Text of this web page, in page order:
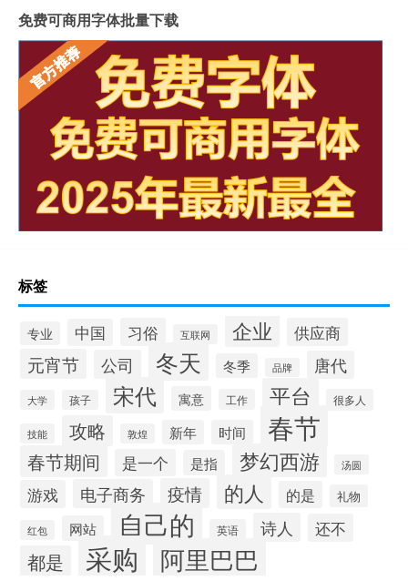
免费可商用字体批量下载
标签
专业 中国 习俗 互联网 企业 供应商
元宵节 公司 冬天 冬季 品牌 唐代
大学 孩子 宋代 寓意 工作 平台 很多人
技能 攻略 敦煌 新年 时间 春节
春节期间 是一个 是指 梦幻西游 汤圆
游戏 电子商务 疫情 的人 的是 礼物
红包 网站 自己的 英语 诗人 还不
都是 采购 阿里巴巴